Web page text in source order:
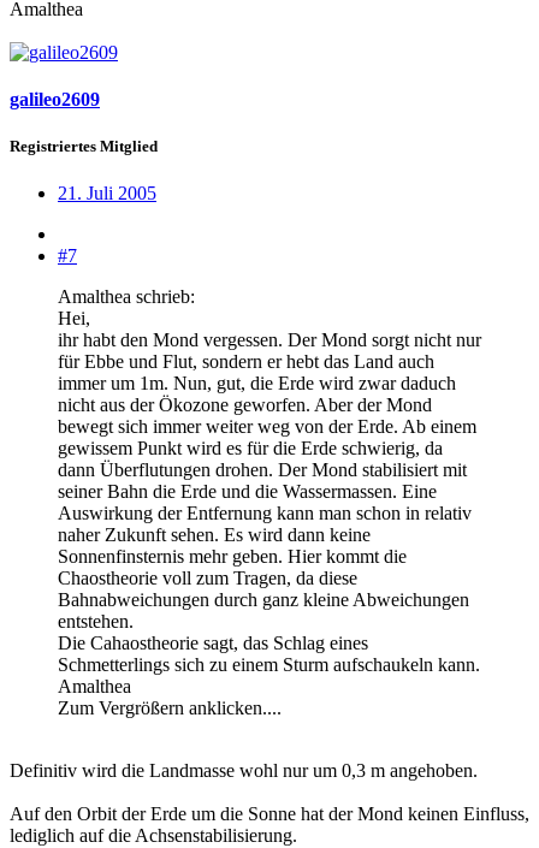
Amalthea
galileo2609
Registriertes Mitglied
21. Juli 2005
#7
Amalthea schrieb:
Hei,
ihr habt den Mond vergessen. Der Mond sorgt nicht nur
für Ebbe und Flut, sondern er hebt das Land auch
immer um 1m. Nun, gut, die Erde wird zwar daduch
nicht aus der Ökozone geworfen. Aber der Mond
bewegt sich immer weiter weg von der Erde. Ab einem
gewissem Punkt wird es für die Erde schwierig, da
dann Überflutungen drohen. Der Mond stabilisiert mit
seiner Bahn die Erde und die Wassermassen. Eine
Auswirkung der Entfernung kann man schon in relativ
naher Zukunft sehen. Es wird dann keine
Sonnenfinsternis mehr geben. Hier kommt die
Chaostheorie voll zum Tragen, da diese
Bahnabweichungen durch ganz kleine Abweichungen
entstehen.
Die Cahaostheorie sagt, das Schlag eines
Schmetterlings sich zu einem Sturm aufschaukeln kann.
Amalthea
Zum Vergrößern anklicken....
Definitiv wird die Landmasse wohl nur um 0,3 m angehoben.
Auf den Orbit der Erde um die Sonne hat der Mond keinen Einfluss,
lediglich auf die Achsenstabilisierung.